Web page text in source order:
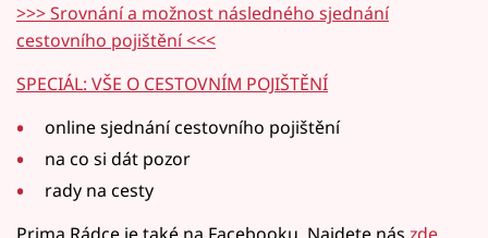
>>> Srovnání a možnost následného sjednání
cestovního pojištění <<<
SPECIÁL: VŠE O CESTOVNÍM POJIŠTĚNÍ
online sjednání cestovního pojištění
na co si dát pozor
rady na cesty